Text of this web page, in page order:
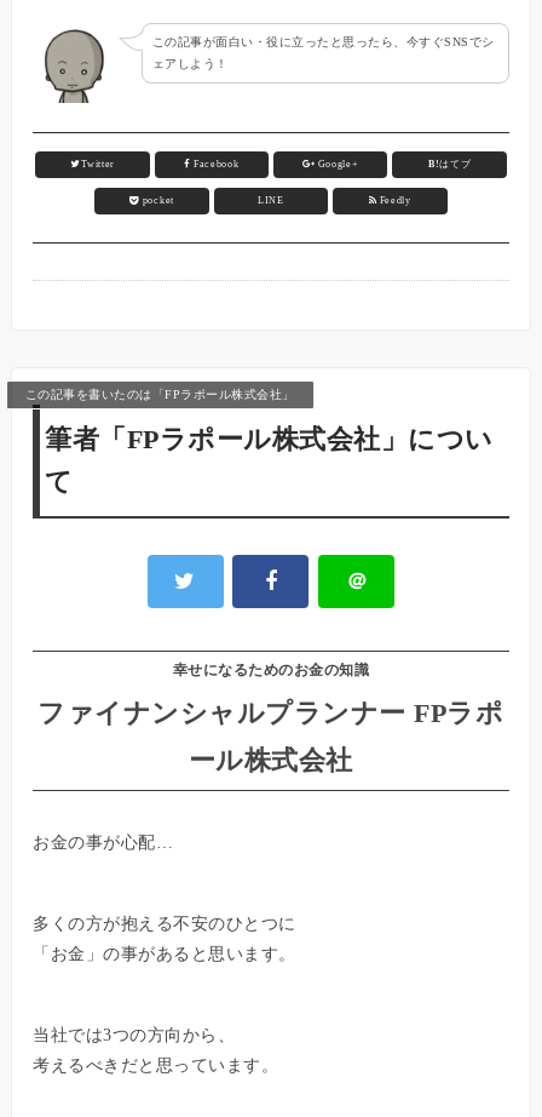
この記事が面白い・役に立ったと思ったら、今すぐSNSでシ
ェアしよう！
Twitter Facebook Google+ B!はてブ
pocket LINE Feedly
この記事を書いたのは「FPラポール株式会社」
筆者「FPラポール株式会社」につい
て
＠
幸せになるためのお金の知識
ファイナンシャルプランナー FPラポ
ール株式会社
お金の事が心配…
多くの方が抱える不安のひとつに
「お金」の事があると思います。
当社では3つの方向から、
考えるべきだと思っています。